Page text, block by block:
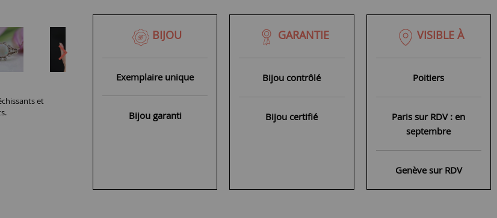
et
BIJOU
Exemplaire unique
Bijou garanti
GARANTIE
Bijou contrôlé
Bijou certifié
VISIBLE À
Poitiers
Paris sur RDV : en
septembre
Genève sur RDV